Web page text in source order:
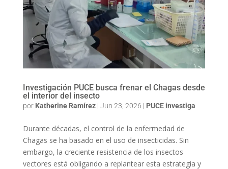
Investigación PUCE busca frenar el Chagas desde
el interior del insecto
por Katherine Ramírez| Jun 23, 2026 | PUCE investiga
Durante décadas, el control de la enfermedad de
Chagas se ha basado en el uso de insecticidas. Sin
embargo, la creciente resistencia de los insectos
vectores está obligando a replantear esta estrategia y